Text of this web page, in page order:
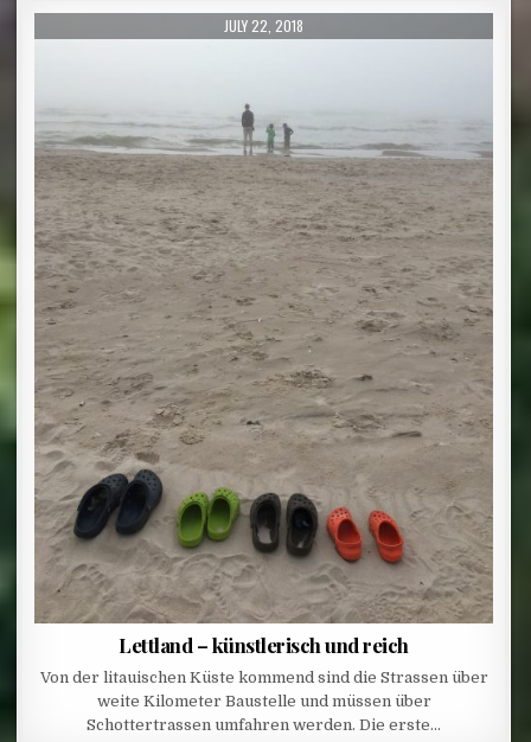
PUBLISHED DATE:
JULY 22, 2018
Lettland – künstlerisch und reich
Von der litauischen Küste kommend sind die Strassen über
weite Kilometer Baustelle und müssen über
Schottertrassen umfahren werden. Die erste…